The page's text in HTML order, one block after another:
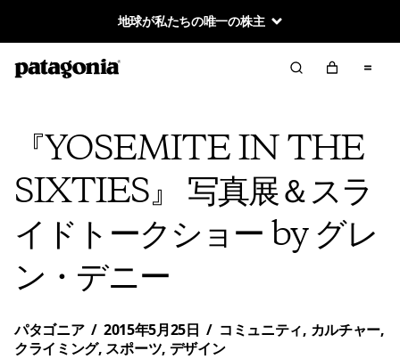
地球が私たちの唯一の株主
『YOSEMITE IN THE
SIXTIES』 写真展＆スラ
イドトークショー by グレ
ン・デニー
パタゴニア / 2015年5月25日 / コミュニティ, カルチャー,
クライミング, スポーツ, デザイン